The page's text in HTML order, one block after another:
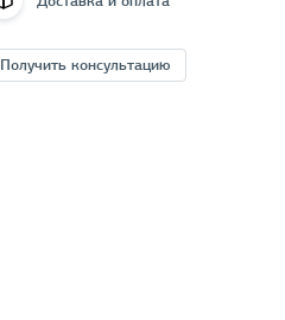
Получить консультацию